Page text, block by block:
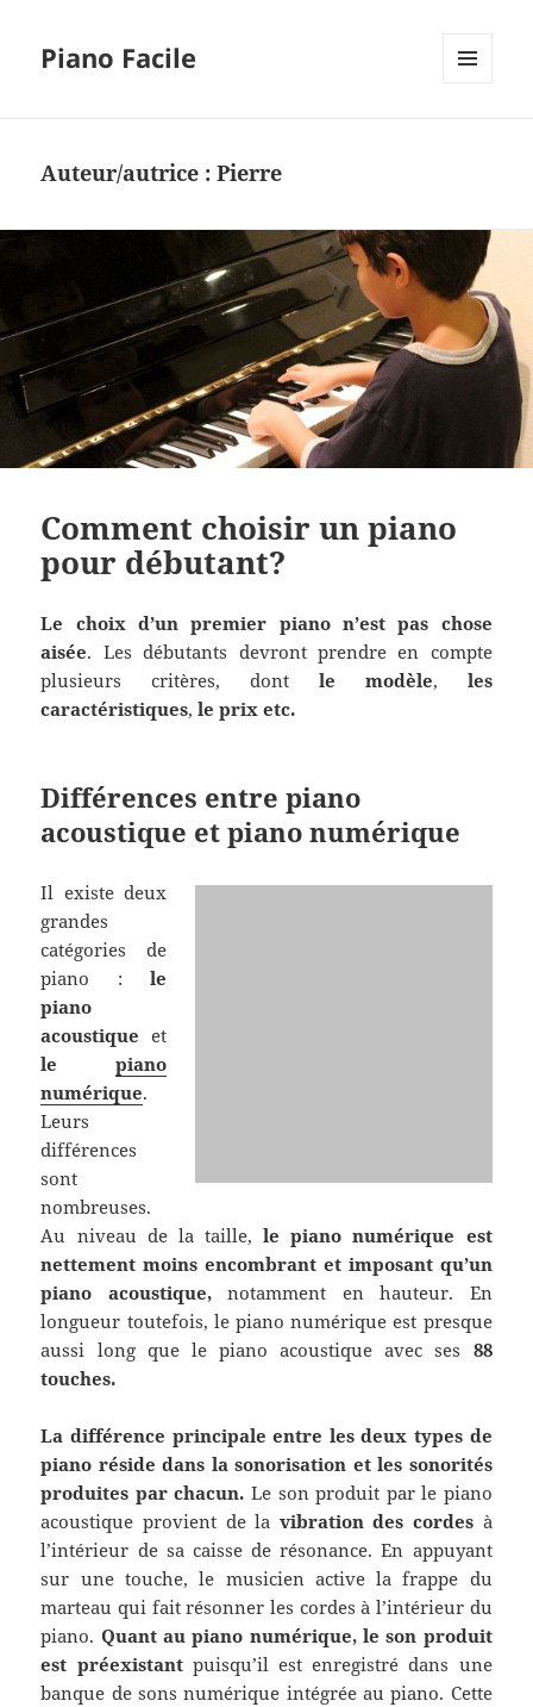
Piano Facile
Auteur/autrice :Pierre
Comment choisir un piano
pour débutant?
Le choix d’un premier piano n’est pas chose
aisée. Les débutants devront prendre en compte
plusieurs critères, dont le modèle, les
caractéristiques,le prix etc.
Différences entre piano
acoustique et piano numérique
Il existe deux
grandes
catégories de
piano : le
piano
acoustique et
le piano
numérique.
Leurs
différences
sont
nombreuses.
Au niveau de la taille,le piano numérique est
nettement moins encombrant et imposant qu’un
piano acoustique,notamment en hauteur. En
longueur toutefois, le piano numérique est presque
aussi long que le piano acoustique avec ses 88
touches.
La différence principale entre les deux types de
piano réside dans la sonorisation et les sonorités
produites par chacun. Le son produit par le piano
acoustique provient de la vibration des cordesà
l’intérieur de sa caisse de résonance. En appuyant
sur une touche, le musicien active la frappe du
marteau qui fait résonner les cordes à l’intérieur du
piano. Quant au piano numérique, le son produit
est préexistantpuisqu’il est enregistré dans une
banque de sons numérique intégrée au piano. Cette